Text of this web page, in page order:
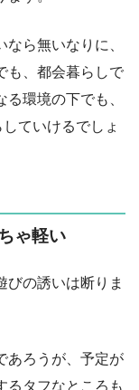
ら無いなりに、
も、都会暮らしで
環境の下でも、
ていけるでしょ
ゃ軽い
びの誘いは断りま
あろうが、予定が
るタフなところも